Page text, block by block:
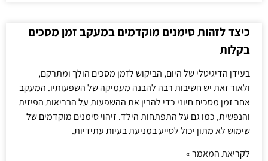
כיצד לזהות סימנים מוקדמים במעקב זמן מסכים
בקלות
בעידן הדיגיטלי של היום, הביקוש לזמן מסכים הולך ומתרקם,
ולאור זאת יש חשיבות רבה להבנה מעמיקה של השפעותיו. המעקב
אחר זמן מסכים חיוני כדי להבין את ההשפעות על הבריאות הפיזית
והנפשית, כמו גם על התפתחות הילד. זיהוי סימנים מוקדמים של
שימוש לא מתון יכול לסייע במניעת בעיות עתידיות.
לקריאת המאמר »